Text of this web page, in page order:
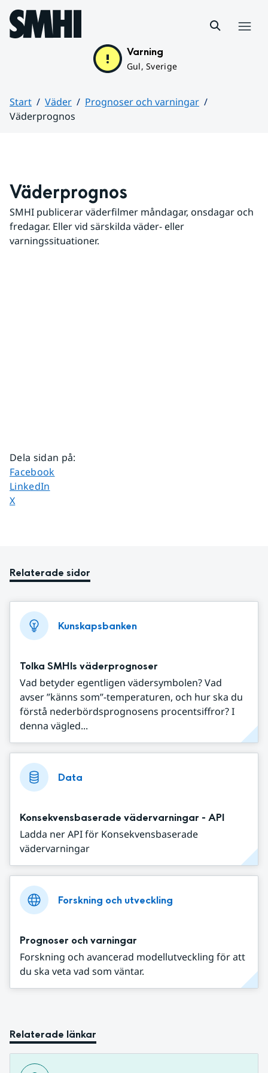
Hoppa till sidans innehåll
Varning
Gul, Sverige
Start Väder
Prognoser och varningar
Väderprognos
Väderprognos
SMHI publicerar väderfilmer måndagar, onsdagar och
fredagar. Eller vid särskilda väder- eller
varningssituationer.
Dela sidan på:
Dela sidan på
Facebook
Dela sidan på
LinkedIn
Dela sidan på
X
Relaterade sidor
Kunskapsbanken
Tolka SMHIs väderprognoser
Vad betyder egentligen vädersymbolen? Vad
avser ”känns som”-temperaturen, och hur ska du
förstå nederbördsprognosens procentsiffror? I
denna vägled...
Data
Konsekvensbaserade vädervarningar - API
Ladda ner API för Konsekvensbaserade
vädervarningar
Forskning och utveckling
Prognoser och varningar
Forskning och avancerad modellutveckling för att
du ska veta vad som väntar.
Relaterade länkar